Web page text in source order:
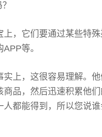
，它们要通过某些特
等。
上，这很容易理解。
品，然后迅速积累他
都能得到，所以您说